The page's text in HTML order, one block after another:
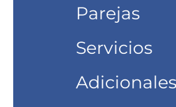
Parejas
Servicios
Adicionales